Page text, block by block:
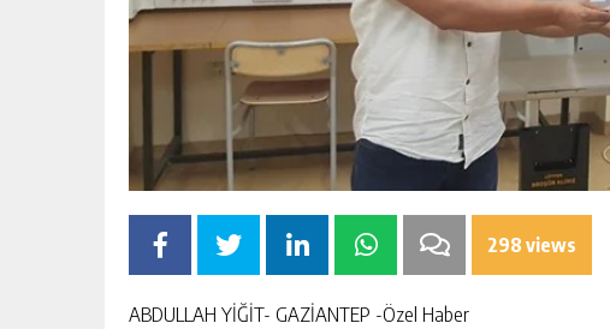
298 views
ABDULLAH YİĞİT- GAZİANTEP -Özel Haber